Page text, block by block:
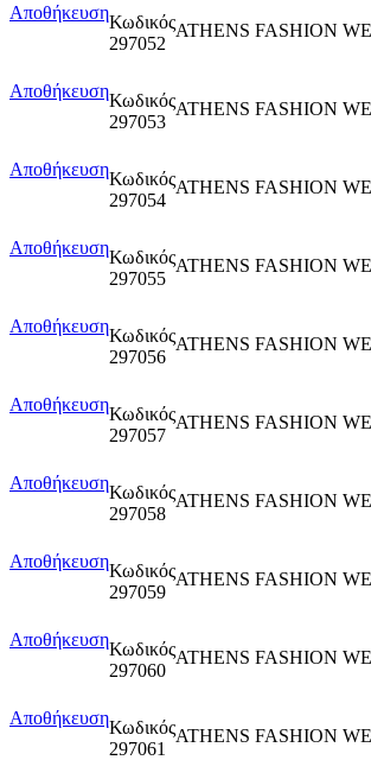
ΑποθήκευσηΚωδικός
297052
ATHENS FASHION
ΑποθήκευσηΚωδικός
297053
ATHENS FASHION
ΑποθήκευσηΚωδικός
297054
ATHENS FASHION
ΑποθήκευσηΚωδικός
297055
ATHENS FASHION
ΑποθήκευσηΚωδικός
297056
ATHENS FASHION
ΑποθήκευσηΚωδικός
297057
ATHENS FASHION
ΑποθήκευσηΚωδικός
297058
ATHENS FASHION
ΑποθήκευσηΚωδικός
297059
ATHENS FASHION
ΑποθήκευσηΚωδικός
297060
ATHENS FASHION
ΑποθήκευσηΚωδικός
297061
ATHENS FASHION